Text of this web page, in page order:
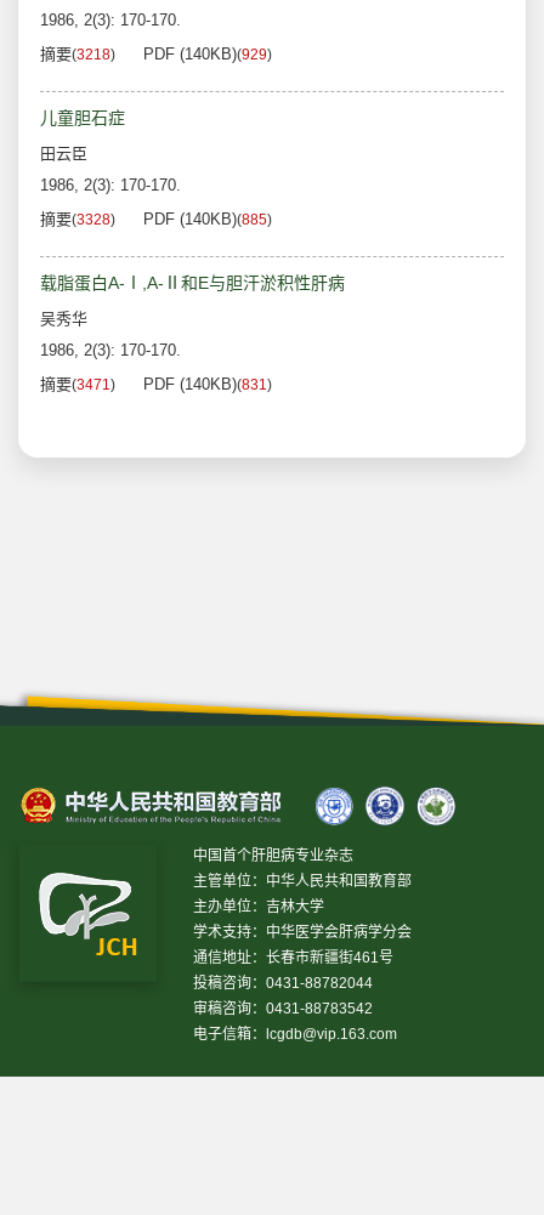
1986, 2(3): 170-170.
摘要(3218) PDF (140KB)(929)
儿童胆石症
田云臣
1986, 2(3): 170-170.
摘要(3328) PDF (140KB)(885)
载脂蛋白A-Ⅰ,A-Ⅱ和E与胆汗淤积性肝病
吴秀华
1986, 2(3): 170-170.
摘要(3471) PDF (140KB)(831)
中国首个肝胆病专业杂志
主管单位：中华人民共和国教育部
主办单位：吉林大学
学术支持：中华医学会肝病学分会
通信地址：长春市新疆街461号
投稿咨询：0431-88782044
审稿咨询：0431-88783542
电子信箱：
lcgdb@vip.163.com